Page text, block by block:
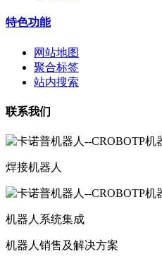
特色功能
网站地图
聚合标签
站内搜索
联系我们
焊接机器人
机器人系统集成
机器人销售及解决方案